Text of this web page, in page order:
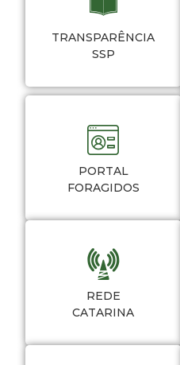
TRANSPARÊNCIA
SSP
PORTAL
FORAGIDOS
REDE
CATARINA